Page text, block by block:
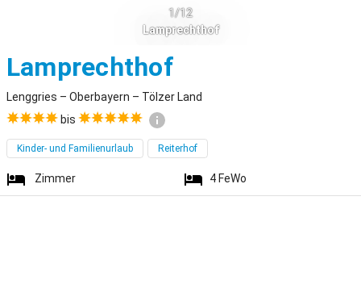
1/12
Lamprechthof
LamprechthofLenggries
Lenggries – Oberbayern – Tölzer Land
bis
Kinder- und Familienurlaub Reiterhof
Zimmer 4 FeWo